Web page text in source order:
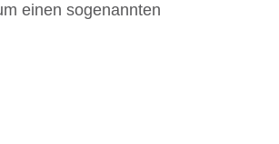
einen sogenannten